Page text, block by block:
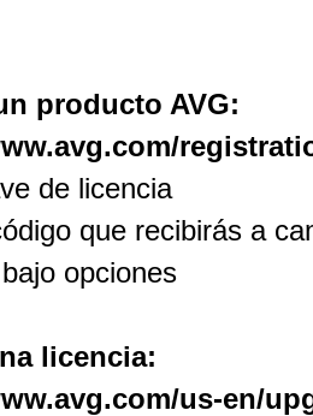
producto AVG:
de licencia
que recibirás a
opciones
licencia:
us-en/